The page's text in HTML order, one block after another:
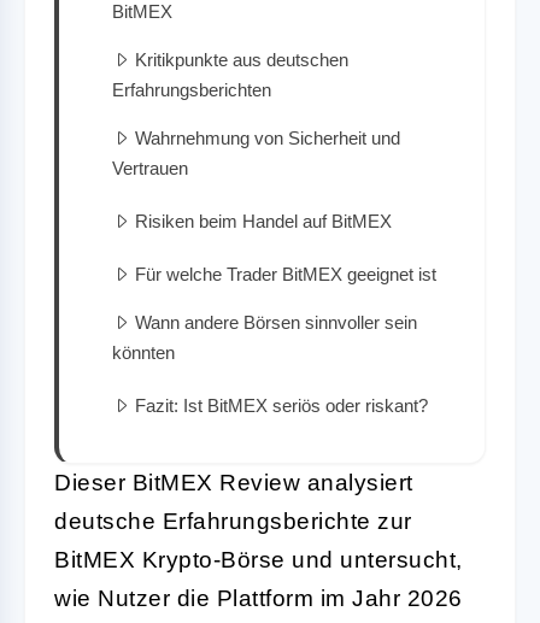
BitMEX
Kritikpunkte aus deutschen
Erfahrungsberichten
Wahrnehmung von Sicherheit und
Vertrauen
Risiken beim Handel auf BitMEX
Für welche Trader BitMEX geeignet ist
Wann andere Börsen sinnvoller sein
könnten
Fazit: Ist BitMEX seriös oder riskant?
Dieser BitMEX Review analysiert
deutsche Erfahrungsberichte zur
BitMEX Krypto-Börse und untersucht,
wie Nutzer die Plattform im Jahr 2026